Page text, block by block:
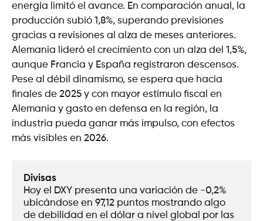
energía limitó el avance. En comparación anual, la
producción subió 1,8%, superando previsiones
gracias a revisiones al alza de meses anteriores.
Alemania lideró el crecimiento con un alza del 1,5%,
aunque Francia y España registraron descensos.
Pese al débil dinamismo, se espera que hacia
finales de 2025 y con mayor estímulo fiscal en
Alemania y gasto en defensa en la región, la
industria pueda ganar más impulso, con efectos
más visibles en 2026.
Divisas
Hoy el DXY presenta una variación de -0,2%
ubicándose en 97,12 puntos mostrando algo
de debilidad en el dólar a nivel global por las